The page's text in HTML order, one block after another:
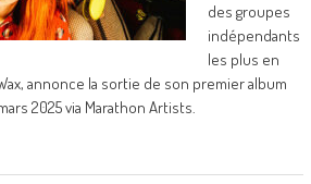
des groupes
indépendants
les plus en
annonce la sortie de son premier album
2025 via Marathon Artists.